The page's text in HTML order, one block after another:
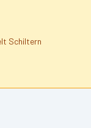
Schiltern